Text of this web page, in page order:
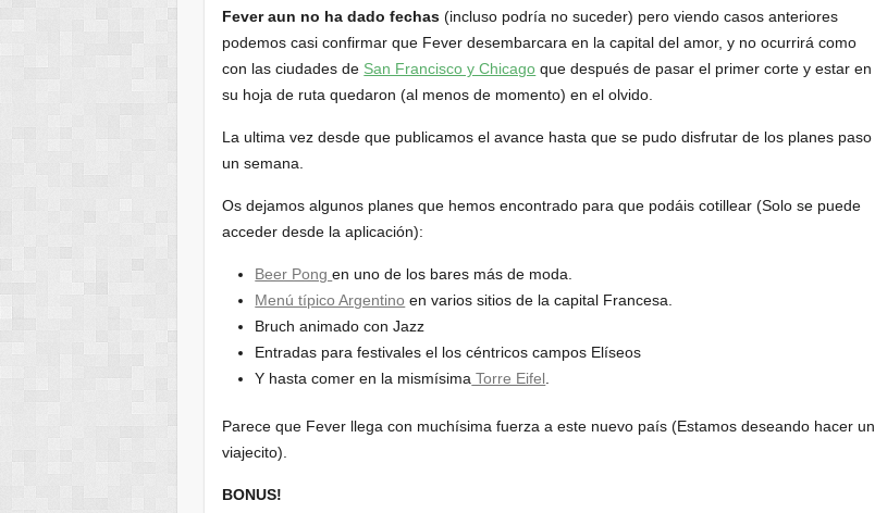
Fever aun no ha dado fechas(incluso podría no suceder) pero viendo casos anteriores
podemos casi confirmar que Fever desembarcara en la capital del amor, y no ocurrirá como
con las ciudades de San Francisco y Chicago que después de pasar el primer corte y estar en
su hoja de ruta quedaron (al menos de momento) en el olvido.
La ultima vez desde que publicamos el avance hasta que se pudo disfrutar de los planes paso
un semana.
Os dejamos algunos planes que hemos encontrado para que podáis cotillear (Solo se puede
acceder desde la aplicación):
Beer Pongen uno de los bares más de moda.
Menú típico Argentino en varios sitios de la capital Francesa.
Bruch animado con Jazz
Entradas para festivales el los céntricos campos Elíseos
Y hasta comer en la mismísima Torre Eifel.
Parece que Fever llega con muchísima fuerza a este nuevo país (Estamos deseando hacer un
viajecito).
BONUS!